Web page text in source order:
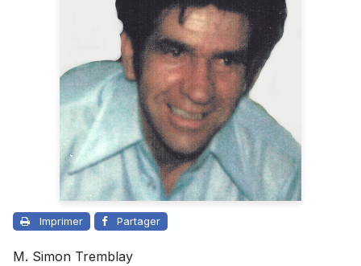
Imprimer Partager
M. Simon Tremblay